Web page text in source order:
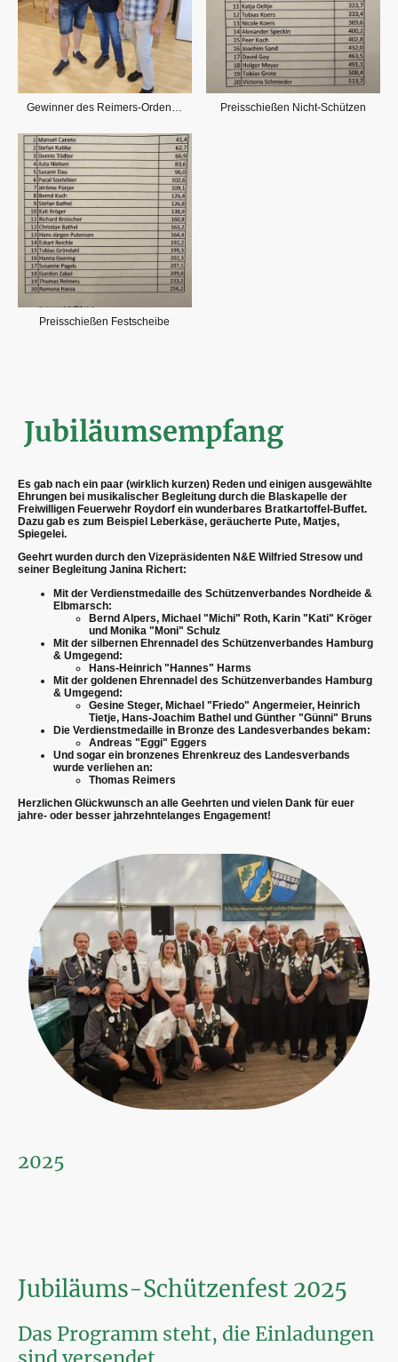
Gewinner des Reimers-Ordens Holger Bockemühl Preisschießen Nicht-Schützen
Preisschießen Festscheibe
Jubiläumsempfang
Es gab nach ein paar (wirklich kurzen) Reden und einigen ausgewählte
Ehrungen bei musikalischer Begleitung durch die Blaskapelle der
Freiwilligen Feuerwehr Roydorf ein wunderbares Bratkartoffel-Buffet.
Dazu gab es zum Beispiel Leberkäse, geräucherte Pute, Matjes,
Spiegelei.
Geehrt wurden durch den Vizepräsidenten N&E Wilfried Stresow und
seiner Begleitung Janina Richert:
Mit der Verdienstmedaille des Schützenverbandes Nordheide &
Elbmarsch:
Bernd Alpers, Michael "Michi" Roth, Karin "Kati" Kröger
und Monika "Moni" Schulz
Mit der silbernen Ehrennadel des Schützenverbandes Hamburg
& Umgegend:
Hans-Heinrich "Hannes" Harms
Mit der goldenen Ehrennadel des Schützenverbandes Hamburg
& Umgegend:
Gesine Steger, Michael "Friedo" Angermeier, Heinrich
Tietje, Hans-Joachim Bathel und Günther "Günni" Bruns
Die Verdienstmedaille in Bronze des Landesverbandes bekam:
Andreas "Eggi" Eggers
Und sogar ein bronzenes Ehrenkreuz des Landesverbands
wurde verliehen an:
Thomas Reimers
Herzlichen Glückwunsch an alle Geehrten und vielen Dank für euer
jahre- oder besser jahrzehntelanges Engagement!
2025
Jubiläums-Schützenfest 2025
Das Programm steht, die Einladungen